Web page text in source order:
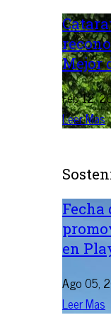
Mejor
Feb 12,
Leer Mas
en
Ago 05,
Leer Mas